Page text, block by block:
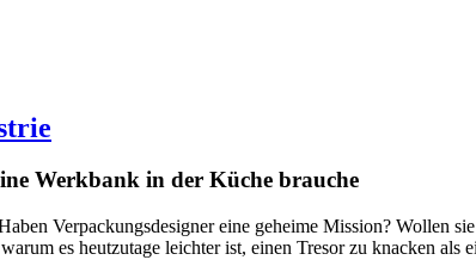
Werkbank in der Küche brauche
Verpackungsdesigner eine geheime Mission? Wollen
es heutzutage leichter ist, einen Tresor zu knacken als